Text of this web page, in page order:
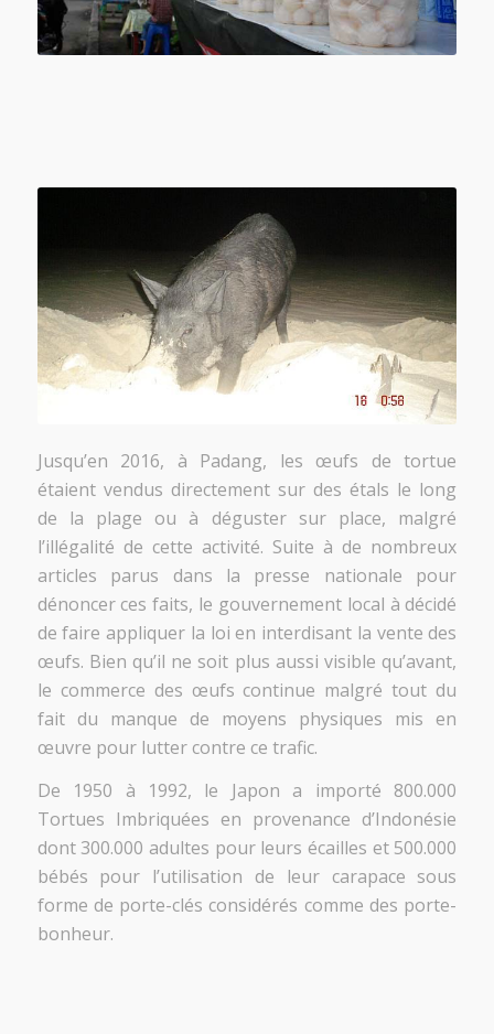
Jusqu’en 2016, à Padang, les œufs de tortue
étaient vendus directement sur des étals le long
de la plage ou à déguster sur place, malgré
l’illégalité de cette activité. Suite à de nombreux
articles parus dans la presse nationale pour
dénoncer ces faits, le gouvernement local à décidé
de faire appliquer la loi en interdisant la vente des
œufs. Bien qu’il ne soit plus aussi visible qu’avant,
le commerce des œufs continue malgré tout du
fait du manque de moyens physiques mis en
œuvre pour lutter contre ce trafic.
De 1950 à 1992, le Japon a importé 800.000
Tortues Imbriquées en provenance d’Indonésie
dont 300.000 adultes pour leurs écailles et 500.000
bébés pour l’utilisation de leur carapace sous
forme de porte-clés considérés comme des porte-
bonheur.